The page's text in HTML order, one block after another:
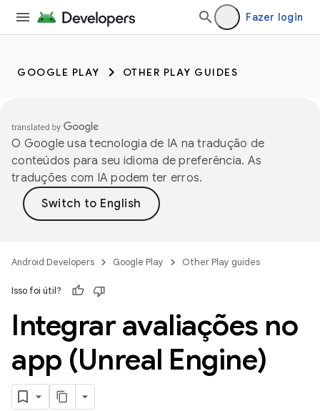
Fazer login
GOOGLE PLAY OTHER PLAY GUIDES
O Google usa tecnologia de IA na tradução de
conteúdos para seu idioma de preferência. As
traduções com IA podem ter erros.
Android Developers Google Play Other Play guides
Isso foi útil?
Integrar avaliações no
app (Unreal Engine)